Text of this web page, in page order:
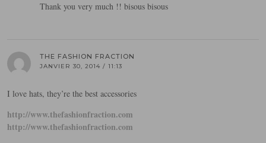
Thank you very much !! bisous bisous
THE FASHION FRACTION
JANVIER 30, 2014 / 11:13
I love hats, they’re the best accessories
http://www.thefashionfraction.com
http://www.thefashionfraction.com